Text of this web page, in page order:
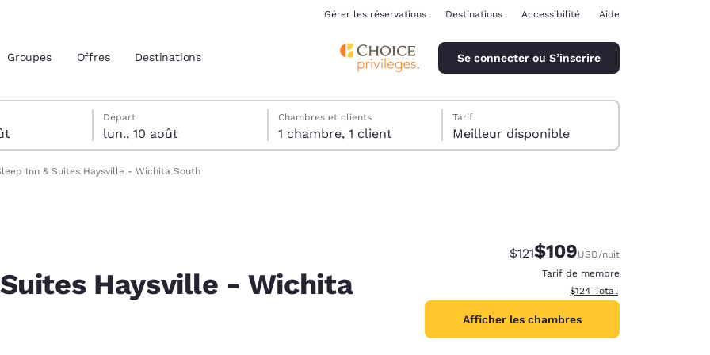
actuels
Gérer les réservations Destinations Accessibilité Aide
Groupes Offres Destinations Se connecter ou S’inscrire
Départ
lun., 10 août
au lundi 10 août
au dimanche 9 août
Chambres et clients
1 chambre, 1 client
Tarif
Meilleur disponible
Inn & Suites Haysville - Wichita South
Haysville - Wichita
Tarif barré :
$121Tarif réduit :
$109USD/nuit
Tarif de membre
Afficher les détails totaux
$124 Total
Afficher les chambres